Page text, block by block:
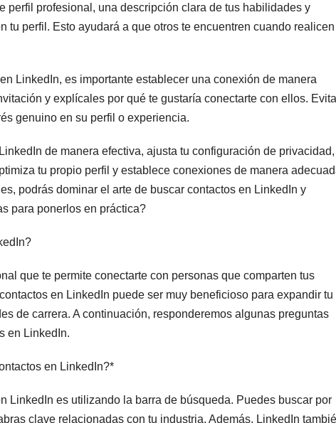
perfil profesional, una descripción clara de tus habilidades y
tu perfil. Esto ayudará a que otros te encuentren cuando realicen
LinkedIn, es importante establecer una conexión de manera
y explícales por qué te gustaría conectarte con ellos. Evita
genuino en su perfil o experiencia.
de manera efectiva, ajusta tu configuración de privacidad,
tu propio perfil y establece conexiones de manera
podrás dominar el arte de buscar contactos en LinkedIn y
para ponerlos en práctica?
que te permite conectarte con personas que comparten tus
en LinkedIn puede ser muy beneficioso para expandir tu
de carrera. A continuación, responderemos algunas preguntas
en LinkedIn.
en LinkedIn?*
LinkedIn es utilizando la barra de búsqueda. Puedes buscar por
clave relacionadas con tu industria. Además, LinkedIn